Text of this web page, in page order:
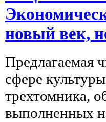
новый век,
Предлагаемая
сфере
трехтомника,
выполненных